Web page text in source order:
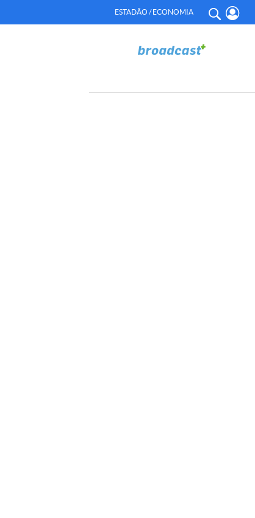
ESTADÃO / ECONOMIA